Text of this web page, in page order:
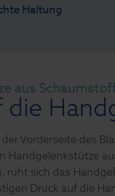
Haltung
aus
Vorderseite des
Handgelenkstütze
sich das
Druck auf die